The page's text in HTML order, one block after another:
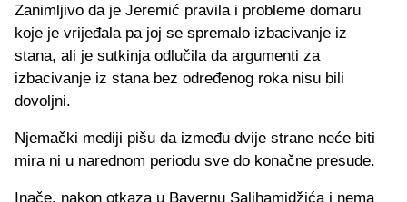
Zanimljivo da je Jeremić pravila i probleme domaru
koje je vrijeđala pa joj se spremalo izbacivanje iz
stana, ali je sutkinja odlučila da argumenti za
izbacivanje iz stana bez određenog roka nisu bili
dovoljni.
Njemački mediji pišu da između dvije strane neće biti
mira ni u narednom periodu sve do konačne presude.
Inače, nakon otkaza u Bayernu Salihamidžića i nema